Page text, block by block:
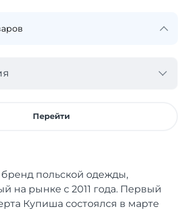
Перейти
бренд польской одежды,
на рынке с 2011 года. Первый
Купиша состоялся в марте